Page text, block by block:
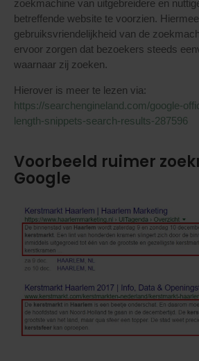
zoekmachine van uitgebreidere en
betreffende website te voorzien.
gebruiksvriendelijkheid van de
ervoor zorgen dat bezoekers steeds
waarnaar zij zoeken.
Hierover is meer te lezen via:
https://searchengineland.com/google-
length-snippets-search-results-287596
Voorbeeld ruimer
Google